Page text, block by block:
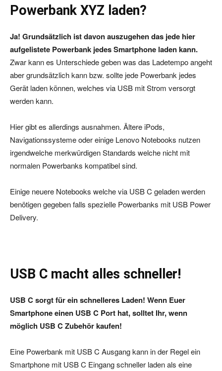
Powerbank XYZ laden?
Ja! Grundsätzlich ist davon auszugehen das jede hier
aufgelistete Powerbank jedes Smartphone laden kann.
Zwar kann es Unterschiede geben was das Ladetempo angeht
aber grundsätzlich kann bzw. sollte jede Powerbank jedes
Gerät laden können, welches via USB mit Strom versorgt
werden kann.
Hier gibt es allerdings ausnahmen. Ältere iPods,
Navigationssysteme oder einige Lenovo Notebooks nutzen
irgendwelche merkwürdigen Standards welche nicht mit
normalen Powerbanks kompatibel sind.
Einige neuere Notebooks welche via USB C geladen werden
benötigen gegeben falls spezielle Powerbanks mit USB Power
Delivery.
USB C macht alles schneller!
USB C sorgt für ein schnelleres Laden! Wenn Euer
Smartphone einen USB C Port hat, solltet Ihr, wenn
möglich USB C Zubehör kaufen!
Eine Powerbank mit USB C Ausgang kann in der Regel ein
Smartphone mit USB C Eingang schneller laden als eine